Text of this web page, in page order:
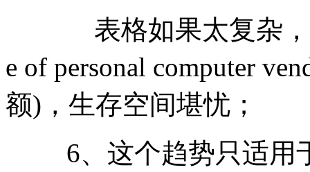
表格如果太复杂，我
e of personal computer
额)，生存空间堪忧；
6、这个趋势只适用